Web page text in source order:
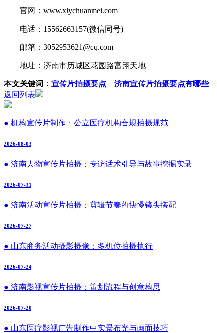
官网：www.xlychuanmei.com
电话：15562663157(微信同号)
邮箱：3052953621@qq.com
地址：济南市历城区花园路富翔天地
本文关键词： 宣传片拍摄要点
济南宣传片拍摄要点有哪些
返回列表
● 机构宣传片制作：公立医疗机构合规拍摄规范
2026-08-03
● 济南人物宣传片拍摄：专访话术引导与故事挖掘实录
2026-07-31
● 济南活动宣传片拍摄：剪辑节奏的快慢镜头搭配
2026-07-27
● 山东商务活动摄影摄像：多机位拍摄执行
2026-07-24
● 济南影视宣传片拍摄：策划流程与创意构思
2026-07-20
● 山东医疗影视广告制作中实景布光与画面技巧